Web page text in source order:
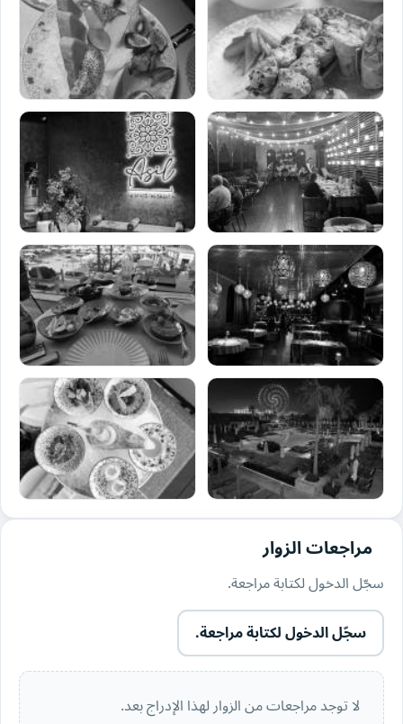
مراجعات الزوار
سجّل الدخول لكتابة مراجعة.
سجّل الدخول لكتابة مراجعة.
لا توجد مراجعات من الزوار لهذا الإدراج بعد.